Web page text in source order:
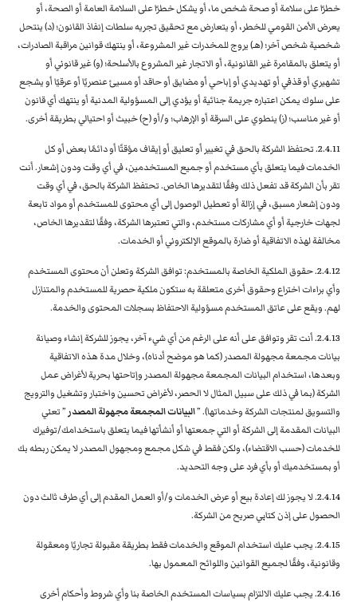
خطرًا على سلامة أو صحة شخص ما، أو يشكل خطرًا على السلامة العامة أو الصحة، أو
يعرض الأمن القومي للخطر، أو يتعارض مع تحقيق تجريه سلطات إنفاذ القانون؛ (د) ينتحل
شخصية شخص آخر؛ (هـ) يروج للمخدرات غير المشروعة، أو ينتهك قوانين مراقبة الصادرات،
أو يتعلق بالمقامرة غير القانونية، أو الاتجار غير المشروع بالأسلحة؛ (و) غير قانوني أو
تشهيري أو قذفي أو تهديدي أو إباحي أو مضايق أو حاقد أو مسيئ عنصريًا أو عرقيًا أو يشجع
على سلوك يمكن اعتباره جريمة جنائية أو يؤدي إلى المسؤولية المدنية أو ينتهك أي قانون
أو غير مناسب؛ (ز) ينطوي على السرقة أو الإرهاب؛ و/أو (ح) خبيث أو احتيالي بطريقة أخرى.
2.4.11. تحتفظ الشركة بالحق في تغيير أو تعليق أو إيقاف مؤقتًا أو دائمًا بعض أو كل
الخدمات فيما يتعلق بأي مستخدم أو جميع المستخدمين، في أي وقت ودون إشعار. أنت
تقر بأن الشركة قد تفعل ذلك وفقًا لتقديرها الخاص. تحتفظ الشركة بالحق، في أي وقت
ودون إشعار مسبق، في إزالة أو تعطيل الوصول إلى أي محتوى للمستخدم أو مواد تابعة
لجهات خارجية أو أي مشاركات مستخدم، والتي تعتبرها الشركة، وفقًا لتقديرها الخاص،
مخالفة لهذه الاتفاقية أو ضارة بالموقع الإلكتروني أو الخدمات.
2.4.12. حقوق الملكية الخاصة بالمستخدم: توافق الشركة وتعلن أن محتوى المستخدم
وأي براءات اختراع وحقوق أخرى متعلقة به ستكون ملكية حصرية للمستخدم والمتنازل
لهم. ويقع على عاتق المستخدم مسؤولية الاحتفاظ بسجلات المحتوى والخدمة.
2.4.13. أنت تقر وتوافق على أنه على الرغم من أي شيء آخر، يجوز للشركة إنشاء وصيانة
بيانات مجمعة مجهولة المصدر (كما هو موضح أدناه)، وخلال مدة هذه الاتفاقية
وبعدها، استخدام البيانات المجمعة مجهولة المصدر وإتاحتها بحرية لأغراض عمل
الشركة (بما في ذلك على سبيل المثال لا الحصر، لأغراض تحسين واختبار وتشغيل والترويج
والتسويق لمنتجات الشركة وخدماتها). ”البيانات المجمعة مجهولة المصدر ” تعني
البيانات المقدمة إلى الشركة أو التي جمعتها أو أنشأتها فيما يتعلق باستخدامك/توفيرك
للخدمات (حسب الاقتضاء)، ولكن فقط في شكل مجمع ومجهول المصدر لا يمكن ربطه بك
أو بمستخدميك أو بأي فرد على وجه التحديد.
2.4.14. لا يجوز لك إعادة بيع أو عرض الخدمات و/أو العمل المقدم إلى أي طرف ثالث دون
الحصول على إذن كتابي صريح من الشركة.
2.4.15. يجب عليك استخدام الموقع والخدمات فقط بطريقة مقبولة تجاريًا ومعقولة
وقانونية، وفقًا لجميع القوانين واللوائح المعمول بها.
2.4.16. يجب عليك الالتزام بسياسات المستخدم الخاصة بنا وأي شروط وأحكام أخرى